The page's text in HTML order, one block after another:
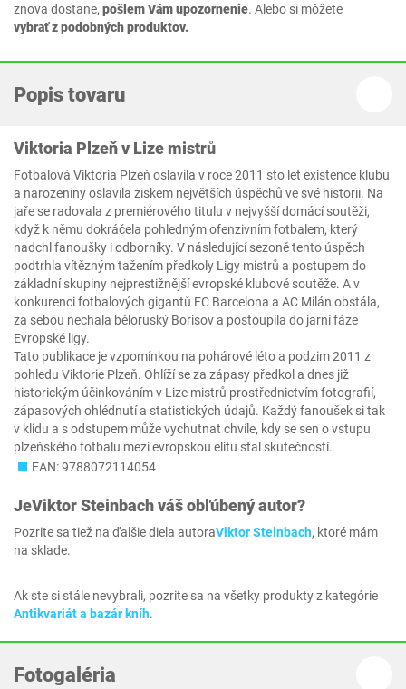
znova dostane, pošlem Vám upozornenie. Alebo si môžete
vybrať z podobných produktov.
Popis tovaru
Viktoria Plzeň v Lize mistrů
Fotbalová Viktoria Plzeň oslavila v roce 2011 sto let existence klubu
a narozeniny oslavila ziskem největších úspěchů ve své historii. Na
jaře se radovala z premiérového titulu v nejvyšší domácí soutěži,
když k němu dokráčela pohledným ofenzivním fotbalem, který
nadchl fanoušky i odborníky. V následující sezoně tento úspěch
podtrhla vítězným tažením předkoly Ligy mistrů a postupem do
základní skupiny nejprestižnější evropské klubové soutěže. A v
konkurenci fotbalových gigantů FC Barcelona a AC Milán obstála,
za sebou nechala běloruský Borisov a postoupila do jarní fáze
Evropské ligy.
Tato publikace je vzpomínkou na pohárové léto a podzim 2011 z
pohledu Viktorie Plzeň. Ohlíží se za zápasy předkol a dnes již
historickým účinkováním v Lize mistrů prostřednictvím fotografií,
zápasových ohlédnutí a statistických údajů. Každý fanoušek si tak
v klidu a s odstupem může vychutnat chvíle, kdy se sen o vstupu
plzeňského fotbalu mezi evropskou elitu stal skutečností.
EAN: 9788072114054
JeViktor Steinbachváš obľúbený autor?
Pozrite sa tiež na ďalšie diela autoraViktor Steinbach, ktoré mám
na sklade.
Ak ste si stále nevybrali, pozrite sa na všetky produkty z kategórie
Antikvariát a bazár kníh.
Fotogaléria